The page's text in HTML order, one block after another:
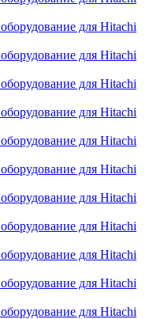
для Hitachi
для Hitachi
для Hitachi
для Hitachi
для Hitachi
для Hitachi
для Hitachi
для Hitachi
для Hitachi
для Hitachi
для Hitachi